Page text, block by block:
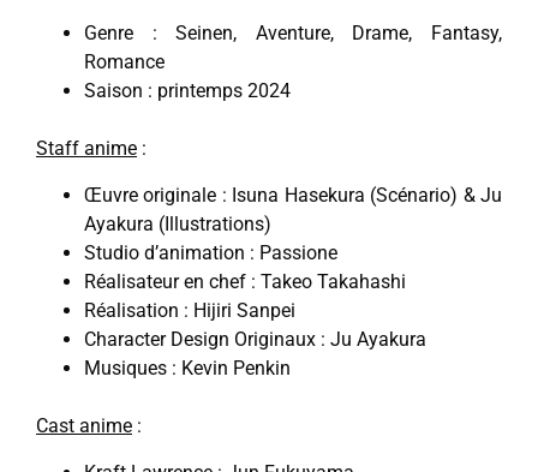
Genre : Seinen, Aventure, Drame, Fantasy,
Romance
Saison : printemps 2024
Staff anime :
Œuvre originale : Isuna Hasekura (Scénario) & Ju
Ayakura (Illustrations)
Studio d’animation : Passione
Réalisateur en chef : Takeo Takahashi
Réalisation : Hijiri Sanpei
Character Design Originaux : Ju Ayakura
Musiques : Kevin Penkin
Cast anime :